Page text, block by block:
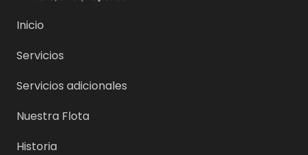
Inicio
Servicios
Servicios adicionales
Nuestra Flota
Historia